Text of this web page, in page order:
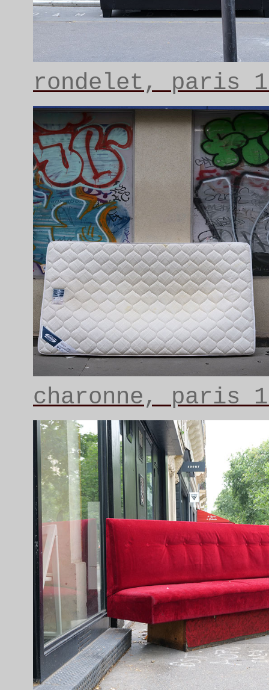
rondelet, paris
charonne, paris